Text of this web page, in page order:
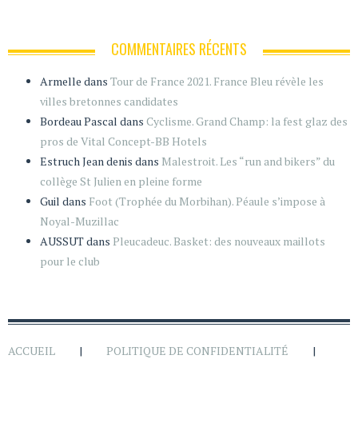
COMMENTAIRES RÉCENTS
Armelle dans Tour de France 2021. France Bleu révèle les
villes bretonnes candidates
Bordeau Pascal dans Cyclisme. Grand Champ: la fest glaz des
pros de Vital Concept-BB Hotels
Estruch Jean denis dans Malestroit. Les “run and bikers” du
collège St Julien en pleine forme
Guil dans Foot (Trophée du Morbihan). Péaule s’impose à
Noyal-Muzillac
AUSSUTdans Pleucadeuc. Basket: des nouveaux maillots
pour le club
ACCUEIL
POLITIQUE DE CONFIDENTIALITÉ